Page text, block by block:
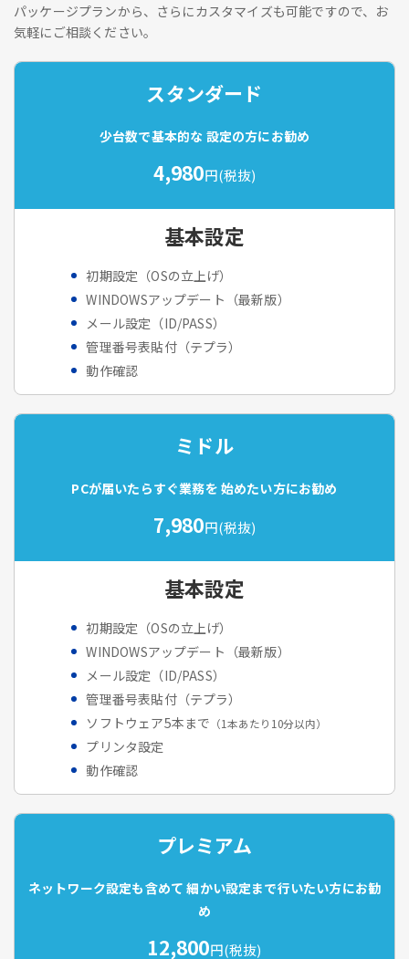
パッケージプランから、さらにカスタマイズも可能ですので、お
気軽にご相談ください。
スタンダード
少台数で基本的な 設定の方にお勧め
4,980円(税抜)
基本設定
初期設定（OSの立上げ）
WINDOWSアップデート（最新版）
メール設定（ID/PASS）
管理番号表貼付（テプラ）
動作確認
ミドル
PCが届いたらすぐ業務を 始めたい方にお勧め
7,980円(税抜)
基本設定
初期設定（OSの立上げ）
WINDOWSアップデート（最新版）
メール設定（ID/PASS）
管理番号表貼付（テプラ）
ソフトウェア5本まで （1本あたり10分以内）
プリンタ設定
動作確認
プレミアム
ネットワーク設定も含めて 細かい設定まで行いたい方にお勧
め
12,800円(税抜)